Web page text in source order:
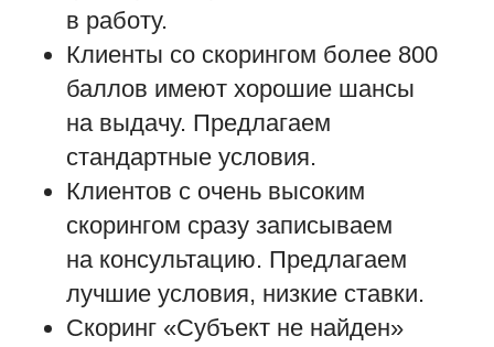
в работу.
Клиенты со скорингом более 800
баллов имеют хорошие шансы
на выдачу. Предлагаем
стандартные условия.
Клиентов с очень высоким
скорингом сразу записываем
на консультацию. Предлагаем
лучшие условия, низкие ставки.
Скоринг «Субъект не найден»